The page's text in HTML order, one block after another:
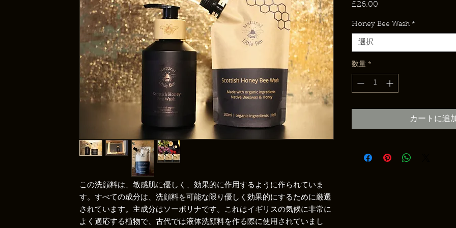
この洗顔料は、敏感肌に優しく、効果的に作用するように作られていま
す。すべての成分は、洗顔料を可能な限り優しく効果的にするために厳選
されています。主成分はソーポリナです。これはイギリスの気候に非常に
よく適応する植物で、古代では液体洗顔料を作る際に使用されていまし
£26.00
Honey Bee Wash *
選択
数量 *
カートに追